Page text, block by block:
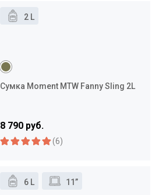
2 L
Сумка Moment MTW Fanny Sling 2L
8 790 руб.
(6)
6 L 11”